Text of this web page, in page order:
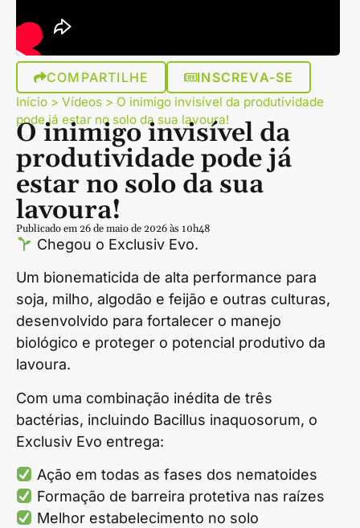
COMPARTILHE INSCREVA-SE
Início > Vídeos > O inimigo invisível da produtividade
pode já estar no solo da sua lavoura!
O inimigo invisível da
produtividade pode já
estar no solo da sua
lavoura!
Publicado em 26 de maio de 2026 às 10h48
Chegou o Exclusiv Evo.
Um bionematicida de alta performance para
soja, milho, algodão e feijão e outras culturas,
desenvolvido para fortalecer o manejo
biológico e proteger o potencial produtivo da
lavoura.
Com uma combinação inédita de três
bactérias, incluindo Bacillus inaquosorum, o
Exclusiv Evo entrega:
Ação em todas as fases dos nematoides
Formação de barreira protetiva nas raízes
Melhor estabelecimento no solo